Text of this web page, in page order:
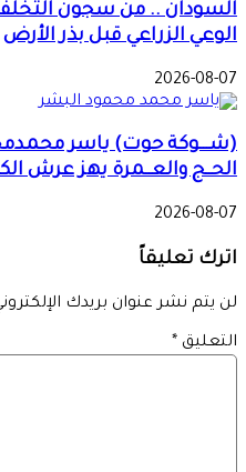
السودان .. من سجون التخلف
الوعي الزراعي قبل بذر الأرض
2026-08-07
(شـــوكة حوت) ياسر
الحــج والعــمرة يهز عرش
2026-08-07
اترك تعليقاً
لن يتم نشر عنوان بريدك
التعليق *